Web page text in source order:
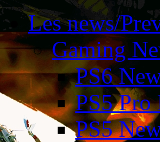
Les news/
Gaming
PS6
PS5 Pro
PS5